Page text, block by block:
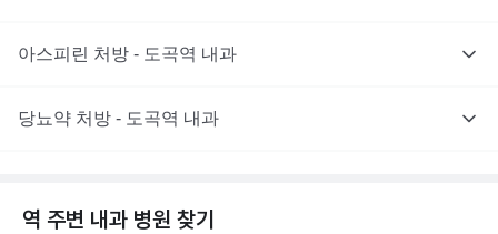
아스피린 처방 - 도곡역 내과
당뇨약 처방 - 도곡역 내과
역 주변 내과 병원 찾기